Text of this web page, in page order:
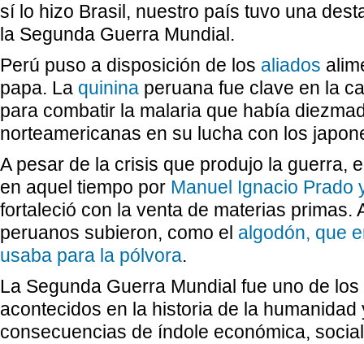
sí lo hizo Brasil, nuestro país tuvo una
la Segunda Guerra Mundial.
Perú puso a disposición de los aliados
papa. La quinina peruana fue clave en la
para combatir la malaria que había
norteamericanas en su lucha con los
A pesar de la crisis que produjo la guerra,
en aquel tiempo por Manuel Ignacio Prado
fortaleció con la venta de materias primas.
peruanos subieron, como el algodón, que
usaba para la pólvora.
La Segunda Guerra Mundial fue uno de
acontecidos en la historia de la humanidad
consecuencias de índole económica,